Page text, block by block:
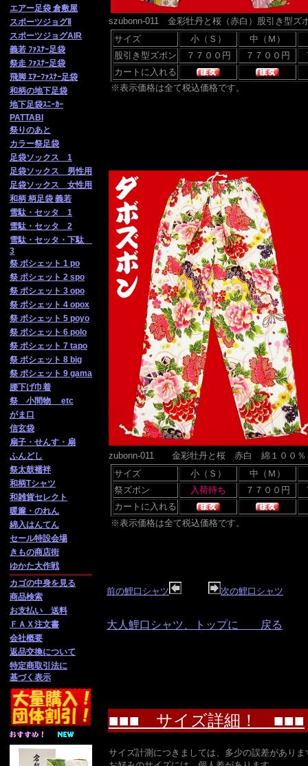
エアー足袋 倉敷屋
スポーツジョグⅡ
スポーツジョグAIR
義若 ﾌｧｽﾅｰ足袋
祭走 ﾌｧｽﾅｰ足袋
飛脚 ｴｱｰﾌｧｽﾅｰ足袋
和柄の地下足袋
地下足袋ｽﾆｰｶｰ
PATTABI
祭りのあと
カラー祭足袋
足袋ソックス 1
足袋ソックス 男性用
足袋ソックス 女性用
和柄 柄足袋 義若
雪駄・セッタ 1
雪駄・セッタ 2
雪駄・セッタ・下駄
3
祭 ポシェット 1 po
祭 ポシェット 2 spo
祭 ポシェット 3 opo
祭 ポシェット 4 opox
祭 ポシェット 5 poyo
祭 ポシェット 6 polo
祭 ポシェット 7 tapo
祭 ポシェット 8 big
祭 ポシェット 9 gama
腰下げ巾着
祭 小間物 etc
がま口
信玄袋
扇子・せんす・扇
ふんどし
祭太鼓襦袢
和柄Tシャツ
和雑貨セレクト
暖簾・のれん
綿入はんてん
セール特設会場
きもの商店街
ゆかた大作戦
カゴの中身を見る
商品検索
お支払い 送料
ＦＡＸ注文書
会社概要
返品交換について
特定商取引法に
基づく表示
szubonn-011 金彩牡丹と桜（赤白）股引き型
サイズ
小（Ｓ）
中（Ｍ）
股引き型ズボン
カートに入れる
※表示価格は全て税込価格です。
zubonn-011 金彩牡丹と桜 赤白 綿１００％
サイズ
小（Ｓ）
中（Ｍ）
祭ズボン
カートに入れる
※表示価格は全て税込価格です。
前の鯉口シャツ 次の鯉口シャツ
大人鯉口シャツ、トップに 戻る
■■■ サイズ詳細！ ■■■
サイズ計測につきましては、多少の誤差があり